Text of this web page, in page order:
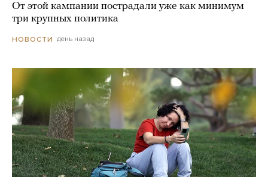
От этой кампании пострадали уже как минимум
три крупных политика
НОВОСТИ день назад